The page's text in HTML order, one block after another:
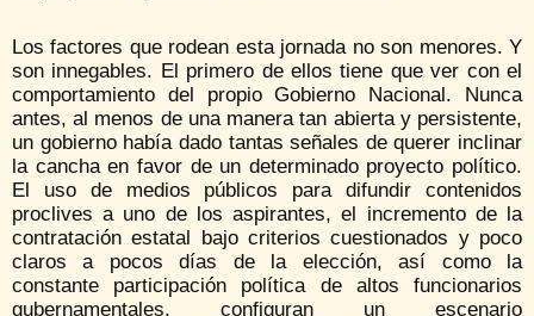
Los factores que rodean esta jornada no son menores. Y
son innegables. El primero de ellos tiene que ver con el
comportamiento del propio Gobierno Nacional. Nunca
antes, al menos de una manera tan abierta y persistente,
un gobierno había dado tantas señales de querer inclinar
la cancha en favor de un determinado proyecto político.
El uso de medios públicos para difundir contenidos
proclives a uno de los aspirantes, el incremento de la
contratación estatal bajo criterios cuestionados y poco
claros a pocos días de la elección, así como la
constante participación política de altos funcionarios
gubernamentales, configuran un escenario